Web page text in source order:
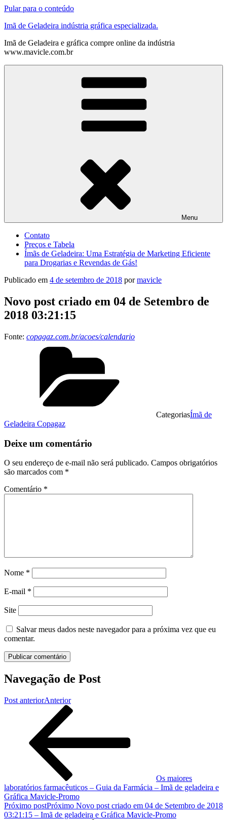
Pular para o conteúdo
Imã de Geladeira indústria gráfica especializada.
Imã de Geladeira e gráfica compre online da indústria
www.mavicle.com.br
Menu
Contato
Preços e Tabela
Ímãs de Geladeira: Uma Estratégia de Marketing Eficiente
para Drogarias e Revendas de Gás!
Publicado em 4 de setembro de 2018 pormavicle
Novo post criado em 04 de Setembro de
2018 03:21:15
Fonte: copagaz.com.br/acoes/calendario
CategoriasÍmã de
Geladeira Copagaz
Deixe um comentário
O seu endereço de e-mail não será publicado. Campos obrigatórios
são marcados com *
Comentário *
Nome *
E-mail *
Site
Salvar meus dados neste navegador para a próxima vez que eu
comentar.
Navegação de Post
Post anteriorAnterior
Os maiores
laboratórios farmacêuticos – Guia da Farmácia – Imã de geladeira e
Gráfica Mavicle-Promo
Próximo postPróximo Novo post criado em 04 de Setembro de 2018
03:21:15 – Imã de geladeira e Gráfica Mavicle-Promo